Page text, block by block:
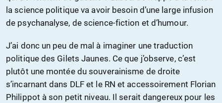
la science politique va avoir besoin d’une large infusion
de psychanalyse, de science-fiction et d’humour.
J’ai donc un peu de mal à imaginer une traduction
politique des Gilets Jaunes. Ce que j’observe, c’est
plutôt une montée du souverainisme de droite
s’incarnant dans DLF et le RN et accessoirement Florian
Philippot à son petit niveau. Il serait dangereux pour les